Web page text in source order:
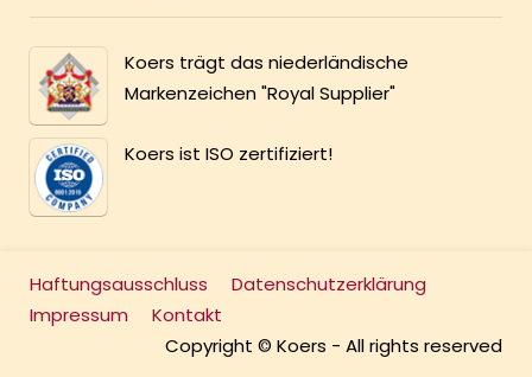
Koers trägt das niederländische
Markenzeichen "Royal Supplier"
Koers ist ISO zertifiziert!
Haftungsausschluss
Datenschutzerklärung
Impressum
Kontakt
Copyright © Koers - All rights reserved